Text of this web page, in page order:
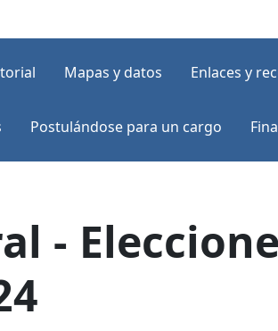
Mapas y datos Enlaces y
Postulándose para un cargo
-